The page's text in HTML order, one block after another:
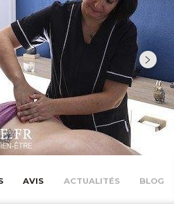
AVIS ACTUALITÉS BLOG